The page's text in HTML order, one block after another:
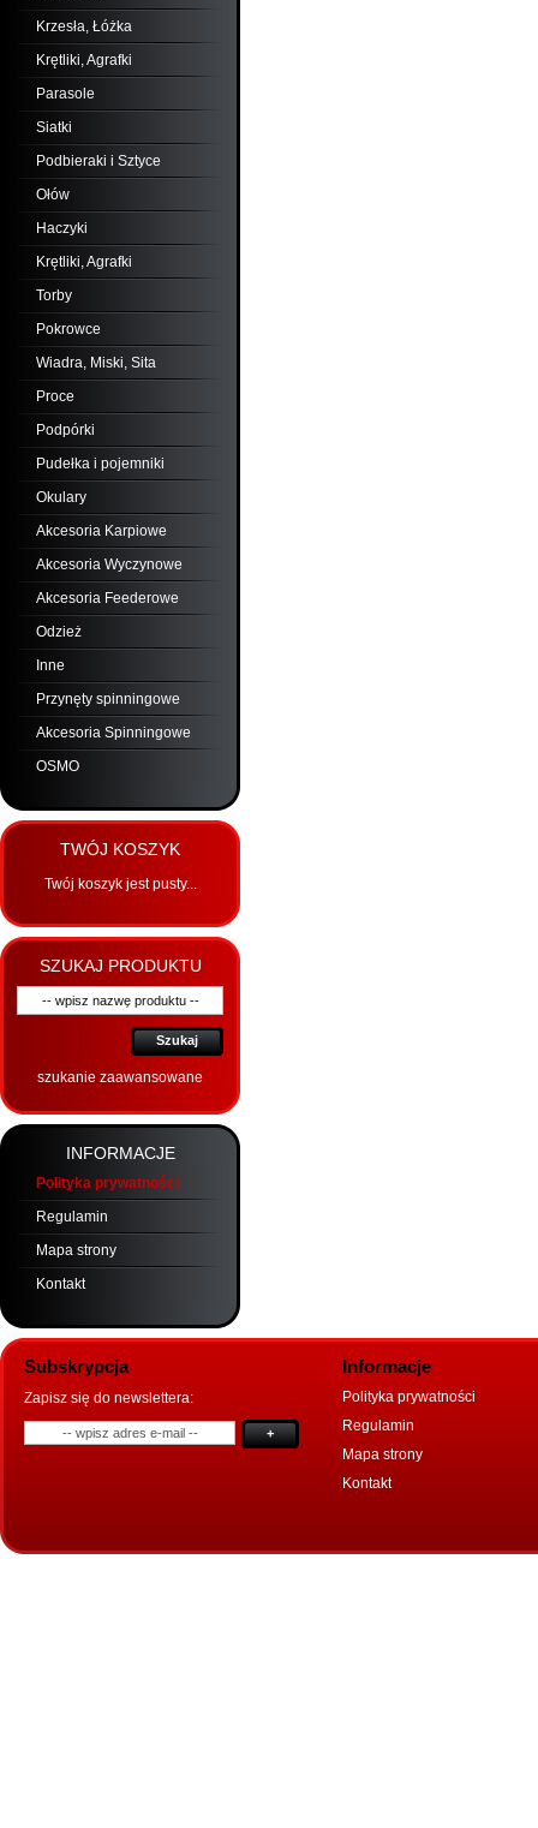
Krzesła, Łóżka
Krętliki, Agrafki
Parasole
Siatki
Podbieraki i Sztyce
Ołów
Haczyki
Krętliki, Agrafki
Torby
Pokrowce
Wiadra, Miski, Sita
Proce
Podpórki
Pudełka i pojemniki
Okulary
Akcesoria Karpiowe
Akcesoria Wyczynowe
Akcesoria Feederowe
Odzież
Inne
Przynęty spinningowe
Akcesoria Spinningowe
OSMO
TWÓJ KOSZYK
Twój koszyk jest pusty...
SZUKAJ PRODUKTU
Szukaj
szukanie zaawansowane
INFORMACJE
Polityka prywatności
Regulamin
Mapa strony
Kontakt
Informacje
Subskrypcja
Zapisz się do newslettera:
+
Polityka prywatności
Regulamin
Mapa strony
Kontakt